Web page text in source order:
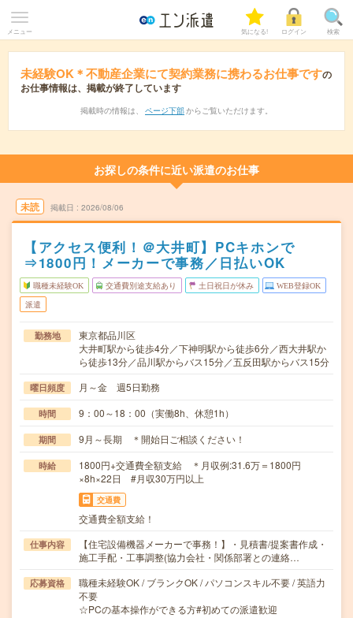
メニュー 気になる! ログイン 検索
未経験OK＊不動産企業にて契約業務に携わるお仕事ですの
お仕事情報は、掲載が終了しています
掲載時の情報は、 ページ下部 からご覧いただけます。
お探しの条件に近い派遣のお仕事
未読 掲載日 2026/08/06
【アクセス便利！＠大井町】PCキホンで
⇒1800円！メーカーで事務／日払いOK
職種未経験OK 交通費別途支給あり 土日祝日が休み WEB登録OK
派遣
勤務地
東京都品川区
大井町駅から徒歩4分／下神明駅から徒歩6分／西大井駅か
ら徒歩13分／品川駅からバス15分／五反田駅からバス15分
曜日頻度 月～金 週5日勤務
時間 9：00～18：00（実働8h、休憩1h）
期間 9月～長期 ＊開始日ご相談ください！
時給
1800円+交通費全額支給 ＊月収例:31.6万＝1800円
×8h×22日 #月収30万円以上
交通費
交通費全額支給！
仕事内容
【住宅設備機器メーカーで事務！】・見積書/提案書作成・
施工手配・工事調整(協力会社・関係部署との連絡…
応募資格
職種未経験OK / ブランクOK / パソコンスキル不要 / 英語力
不要
☆PCの基本操作ができる方#初めての派遣歓迎